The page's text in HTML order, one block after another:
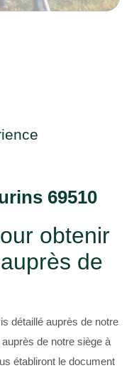
69510
obtenir
de
détaillé auprès de notre
de notre siège à
établiront le document